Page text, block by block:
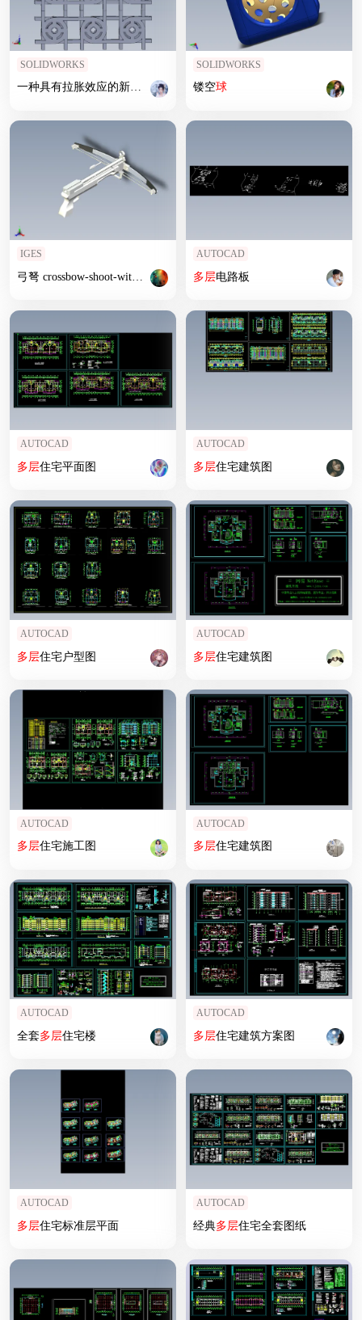
SOLIDWORKS
一种具有拉胀效应的新型 嵌套压缩-扭曲超结构
SOLIDWORKS
镂空球
IGES
弓弩 crossbow-shoot-with- balls-and-arrows IGS
AUTOCAD
多层电路板
AUTOCAD
多层住宅平面图
AUTOCAD
多层住宅建筑图
AUTOCAD
多层住宅户型图
AUTOCAD
多层住宅建筑图
AUTOCAD
多层住宅施工图
AUTOCAD
多层住宅建筑图
AUTOCAD
全套多层住宅楼
AUTOCAD
多层住宅建筑方案图
AUTOCAD
多层住宅标准层平面
AUTOCAD
经典多层住宅全套图纸